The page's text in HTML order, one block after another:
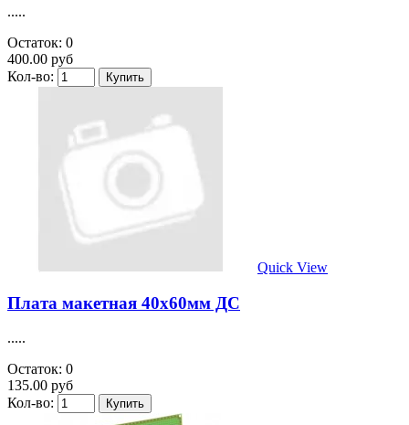
.....
Остаток: 0
400.00 руб
Кол-во:
Quick View
Плата макетная 40х60мм ДС
.....
Остаток: 0
135.00 руб
Кол-во: